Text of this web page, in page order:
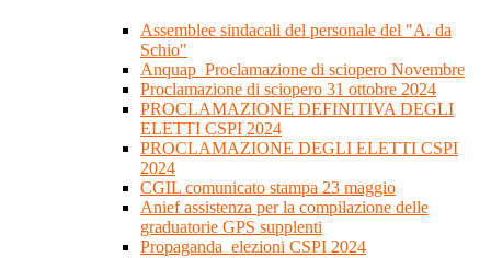
Assemblee sindacali del personale del "A. da
Schio"
Anquap_Proclamazione di sciopero Novembre
Proclamazione di sciopero 31 ottobre 2024
PROCLAMAZIONE DEFINITIVA DEGLI
ELETTI CSPI 2024
PROCLAMAZIONE DEGLI ELETTI CSPI
2024
CGIL comunicato stampa 23 maggio
Anief assistenza per la compilazione delle
graduatorie GPS supplenti
Propaganda_elezioni CSPI 2024